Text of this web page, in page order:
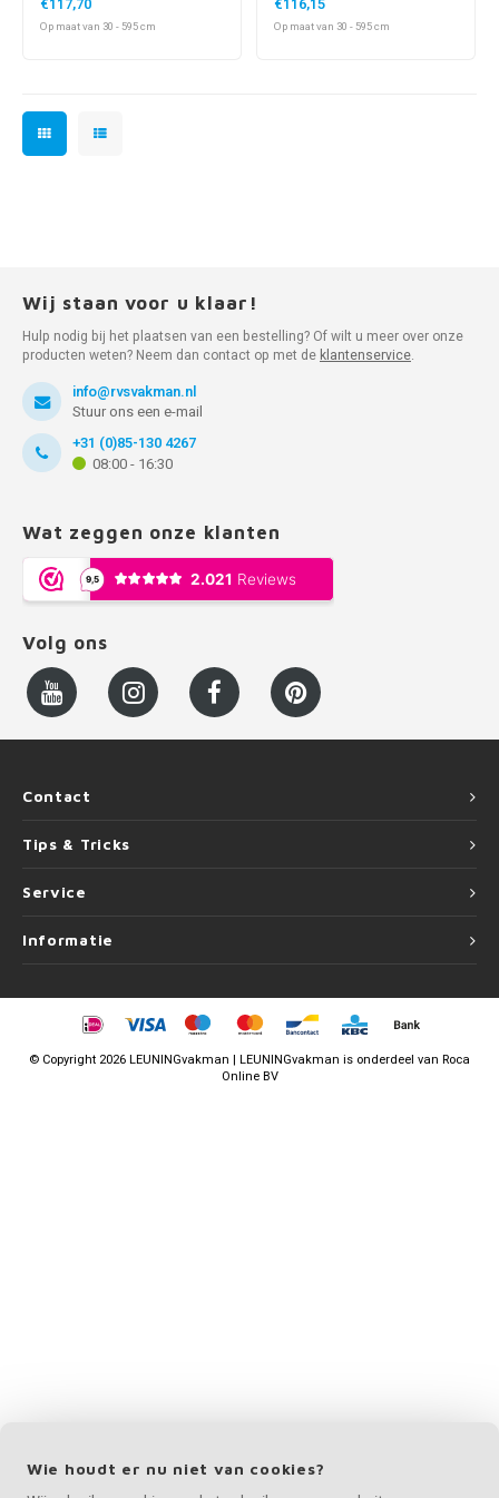
Op maat van 30 - 595 cm Op maat van 30 - 595 cm
Wij staan voor u klaar!
Hulp nodig bij het plaatsen van een bestelling? Of wilt u meer over onze
producten weten? Neem dan contact op met de klantenservice.
info@rvsvakman.nl
Stuur ons een e-mail
+31 (0)85-130 4267
08:00 - 16:30
Wat zeggen onze klanten
Volg ons
Contact
Tips & Tricks
Service
Informatie
© Copyright 2026 LEUNINGvakman | LEUNINGvakman is onderdeel van Roca
Online BV
Wie houdt er nu niet van cookies?